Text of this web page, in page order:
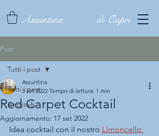
Assuntina di Capri
Post
Tutti i post
Cocktails
Tutti i post
Red Carpet Cocktail
Assuntina
3 set 2022 Tempo di lettura: 1 min
Aggiornamento: 17 set 2022
Idea cocktail con il nostro Limoncello